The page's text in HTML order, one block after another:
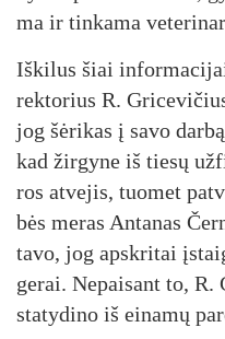
ma ir tin­ka­ma
Iš­ki­lus šiai
rek­to­rius R.
jog šė­ri­kas į sa­vo
kad žir­gy­ne iš tie­sų
ros at­ve­jis, tuo­met
bės me­ras An­ta­nas
ta­vo, jog ap­skri­tai
ge­rai. Ne­pai­sant to,
sta­ty­di­no iš ei­na­mų